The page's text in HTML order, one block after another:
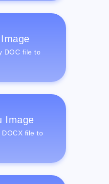
DOC file to
Image
file to